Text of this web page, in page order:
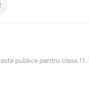
publice pentru clasa